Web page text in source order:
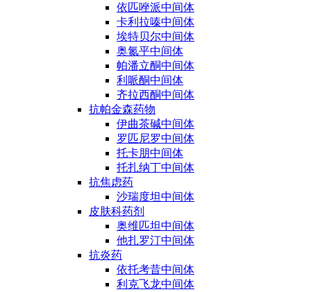
依匹唑派中间体
卡利拉嗪中间体
埃特贝尔中间体
奥氮平中间体
帕潘立酮中间体
利哌酮中间体
齐拉西酮中间体
抗帕金森药物
伊曲茶碱中间体
罗匹尼罗中间体
托卡朋中间体
托扎纳丁中间体
抗焦虑药
沙瑞度坦中间体
皮肤科药剂
奥维匹坦中间体
他扎罗汀中间体
抗炎药
依托考昔中间体
利克飞龙中间体